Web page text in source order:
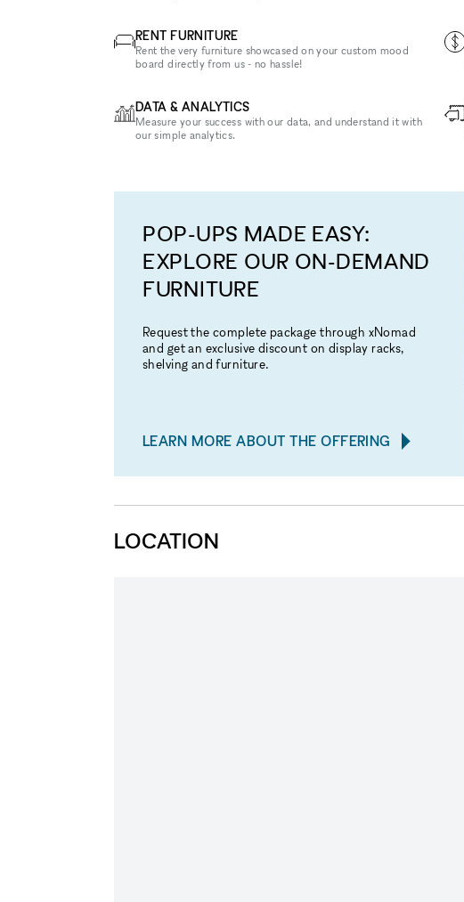
RENT FURNITURE
Rent the very furniture showcased on your custom mood
board directly from us - no hassle!
DATA & ANALYTICS
Measure your success with our data, and understand it with
our simple analytics.
POP-UPS MADE EASY:
EXPLORE OUR ON-DEMAND
FURNITURE
Request the complete package through xNomad
and get an exclusive discount on display racks,
shelving and furniture.
LEARN MORE ABOUT THE OFFERING
LOCATION